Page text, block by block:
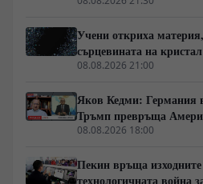
Учени откриха
сърцевината на кристал
08.08.2026 21:00
Яков Кедми: Германия
Тръмп превръща
08.08.2026 18:00
Пекин връща
технологичната война